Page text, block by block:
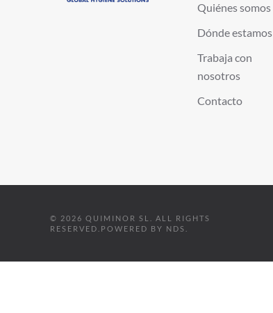
Quiénes somos
Dónde estamos
Trabaja con
nosotros
Contacto
© 2026 QUIMINOR SL. ALL RIGHTS
RESERVED. POWERED BY NDS